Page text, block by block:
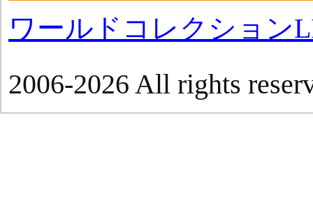
ワールドコレクション
2006-2026 All rights